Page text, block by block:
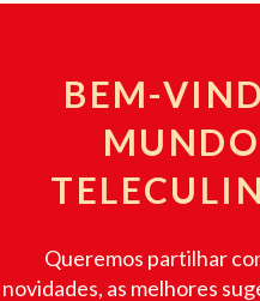
BEM-
Queremos partilhar
novidades, as melhores